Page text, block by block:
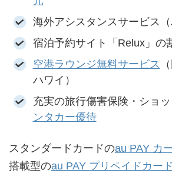
海外アシスタンスサービス（
宿泊予約サイト「Relux」の
空港ラウンジ無料サービス
ハワイ）
充実の旅行傷害保険・ショッ
ンタカー優待
スタンダードカードのau PAY カ
搭載型のau PAY プリペイドカード